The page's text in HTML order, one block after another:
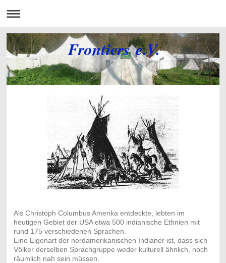
Frontiers e.V.
Als Christoph Columbus Amerika entdeckte, lebten im
heutigen Gebiet der USA etwa 500 indianische Ethnien mit
rund 175 verschiedenen Sprachen.
Eine Eigenart der nordamerikanischen Indianer ist, dass sich
Völker derselben Sprachgruppe weder kulturell ähnlich, noch
räumlich nah sein müssen.